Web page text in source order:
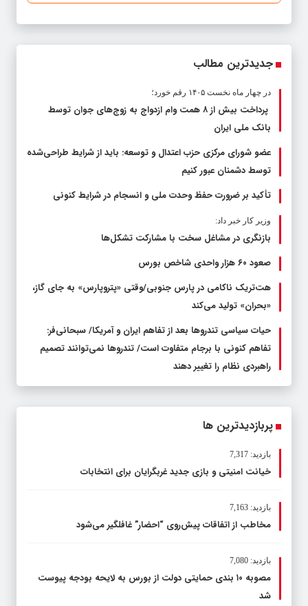
جدیدترین مطالب
در چهار ماه نخست ۱۴۰۵ رقم خورد؛
پرداخت بیش از ۸ همت وام ازدواج به زوج‌های جوان توسط
بانک ملی ایران
عضو شورای مرکزی حزب اعتدال و توسعه: باید از شرایط طراحی‌شده
توسط دشمنان عبور کنیم
تأکید بر ضرورت حفظ وحدت ملی و انسجام در شرایط کنونی
وزیر کار خبر داد:
بازنگری در مشاغل سخت با مشارکت تشکل‌ها
صعود ۶۰ هزار واحدی شاخص بورس
هت‌تریک ناکامی در پارس جنوبی/وقتی «پتروپارس» به جای گاز،
«بحران» تولید می‌کند
حیات سیاسی تندروها بعد از تفاهم ایران و آمریکا/ سبحانی‌فر:
تفاهم کنونی با برجام متفاوت است/ تندروها نمی‌توانند تصمیم
راهبردی نظام را تغییر دهند
پربازدیدترین ها
بازدید: 7,317
خیانت امنیتی و بازی جدید غربگرایان برای انتخابات
بازدید: 7,163
مخاطب از اتفاقات پیش‌روی “احضار” غافلگیر می‌شود
بازدید: 7,080
مصوبه ۱۰ بندی حمایتی دولت از بورس به لایحه بودجه پیوست
شد